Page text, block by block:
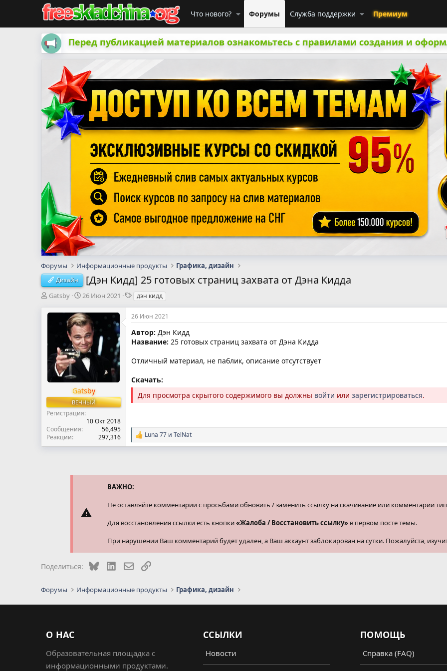
Что нового? Форумы Служба поддержки Премиум
Перед публикацией материалов ознакомьтесь с правилами создания и
Форумы Информационные продукты Графика, дизайн
Дизайн [Дэн Кидд] 25 готовых страниц захвата от Дэна Кидда
А
т
м
Gatsby
Д
т
а
н
а
ч
а
л
26 Июн 2021
Т
г
и
дэн кидд
Gatsby
ВЕЧНЫЙ
Регистрация
10 Окт 2018
Сообщения
56,495
Реакции
297,316
26 Июн 2021
Автор: Дэн Кидд
Название: 25 готовых страниц захвата от Дэна Кидда
Отличный материал, не паблик, описание отсутствует
Скачать:
Для просмотра скрытого содержимого вы должны войти или зарегистрироваться.
Р
е
и
Luna 77 и TelNat
ВАЖНО:
Не оставляйте комментарии с просьбами обновить / заменить ссылку на скачивание или комментарии
Для восстановления ссылки есть кнопки«Жалоба / Восстановить ссылку» в первом посте темы.
При нарушении Ваш комментарий будет удален, а Ваш аккаунт заблокирован на сутки. Пожалуйста,
Поделиться: BlueskyLinkedInЭлектронная почта
Ссылка
Форумы Информационные продукты Графика, дизайн
О НАС
Образовательная площадка с
информационными продуктами.
ССЫЛКИ
Новости
ПОМОЩЬ
Справка (FAQ)